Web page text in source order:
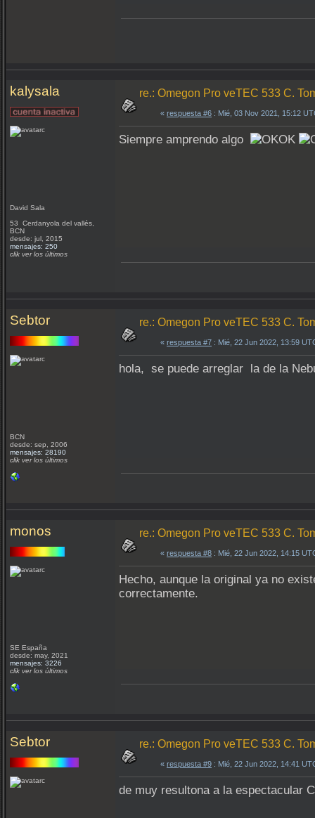
kalysala
David Sala
53 Cerdanyola del vallés,
BCN
desde: jul, 2015
mensajes: 250
clik ver los últimos
re.: Omegon Pro veTEC 533 C.
« respuesta #6 : Mié, 03 Nov 2021, 15:12
Siempre amprendo algo
Sebtor
BCN
desde: sep, 2006
mensajes: 28190
clik ver los últimos
re.: Omegon Pro veTEC 533 C.
« respuesta #7 : Mié, 22 Jun 2022, 13:59
hola, se puede arreglar la de la
monos
SE España
desde: may, 2021
mensajes: 3226
clik ver los últimos
re.: Omegon Pro veTEC 533 C.
« respuesta #8 : Mié, 22 Jun 2022, 14:15
Hecho, aunque la original ya no
correctamente.
Sebtor re.: Omegon Pro veTEC 533 C.
« respuesta #9 : Mié, 22 Jun 2022, 14:41
de muy resultona a la espectacular